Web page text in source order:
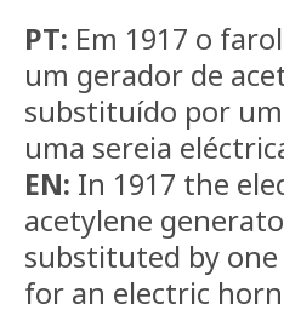
PT: Em 1917 o
um gerador de
substituído por
uma sereia
EN: In 1917 the
acetylene
substituted by
for an electric